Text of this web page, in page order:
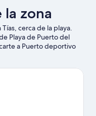
zona
cerca de la playa.
Playa de Puerto del
a Puerto deportivo
actividad. ¿Viajas con
Yaiza.